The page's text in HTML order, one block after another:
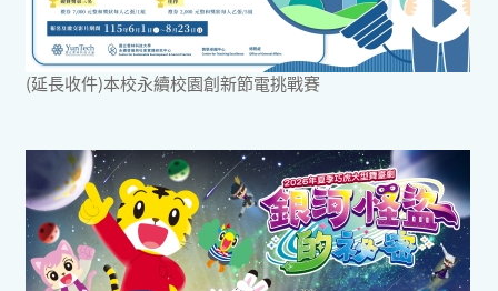
(延長收件)本校永續校園創新節電挑戰賽